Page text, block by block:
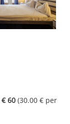
€ 60 (30.00 € per